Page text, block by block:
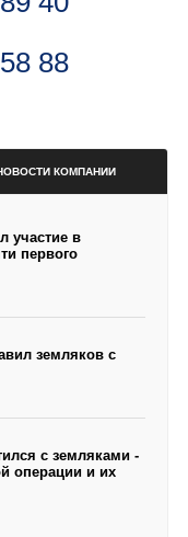
88
КОМПАНИИ
участие в
первого
земляков с
с земляками -
операции и их